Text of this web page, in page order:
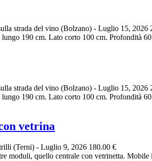
strada del vino (Bolzano) - Luglio 15, 2026
190 cm. Lato corto 100 cm. Profondità
strada del vino (Bolzano) - Luglio 15, 2026
190 cm. Lato corto 100 cm. Profondità
vetrina
(Terni) - Luglio 9, 2026 180.00 €
moduli, quello centrale con vetrinetta.